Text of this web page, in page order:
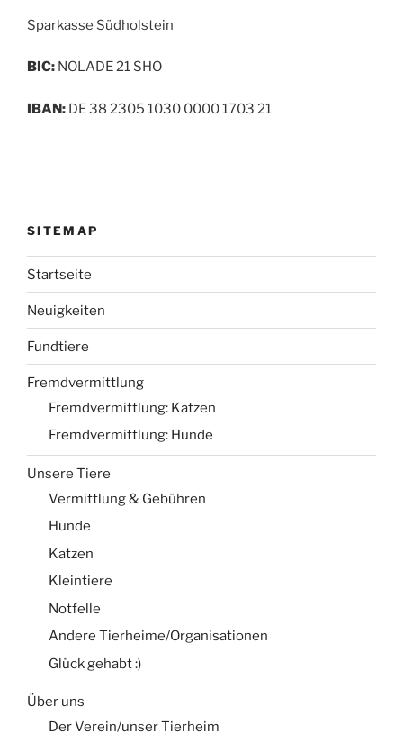
Sparkasse Südholstein
BIC: NOLADE 21 SHO
IBAN: DE 38 2305 1030 0000 1703 21
SITEMAP
Startseite
Neuigkeiten
Fundtiere
Fremdvermittlung
Fremdvermittlung: Katzen
Fremdvermittlung: Hunde
Unsere Tiere
Vermittlung & Gebühren
Hunde
Katzen
Kleintiere
Notfelle
Andere Tierheime/Organisationen
Glück gehabt :)
Über uns
Der Verein/unser Tierheim